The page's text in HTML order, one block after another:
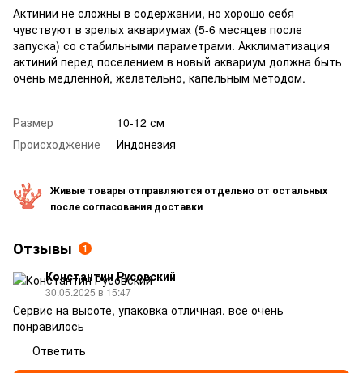
Актинии не сложны в содержании, но хорошо себя
чувствуют в зрелых аквариумах (5-6 месяцев после
запуска) со стабильными параметрами. Акклиматизация
актиний перед поселением в новый аквариум должна быть
очень медленной, желательно, капельным методом.
Размер
10-12 см
Происходжение
Индонезия
Живые товары отправляются отдельно от остальных
после согласования доставки
Отзывы 1
Константин Русовский
30.05.2025 в 15:47
Сервис на высоте, упаковка отличная, все очень
понравилось
Ответить